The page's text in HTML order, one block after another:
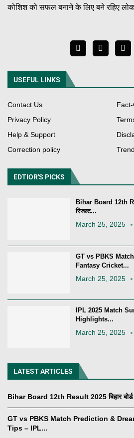
कोशिश को सफल बनाने के लिए बने रहिए
USEFUL LINKS
Contact Us
Privacy Policy
Help & Support
Correction policy
EDTIOR'S PICKS
Bihar Board 12th
रिजल्ट...
March 25, 2025
GT vs PBKS
Fantasy Cricket...
March 25, 2025
IPL 2025 Match
Highlights...
March 25, 2025
LATEST ARTICLES
Bihar Board 12th Result 2025 बिहार बोर्ड
GT vs PBKS Match Prediction &
Tips – IPL...